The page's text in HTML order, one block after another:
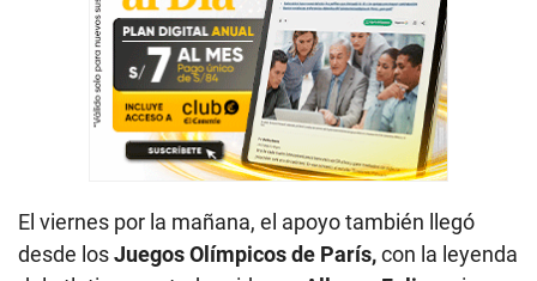
El viernes por la mañana, el apoyo también llegó
desde losJuegos Olímpicos de París,con la leyenda